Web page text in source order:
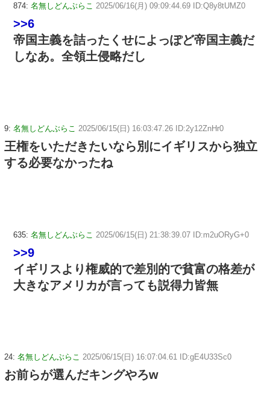
874: 名無しどんぶらこ 2025/06/16(月) 09:09:44.69 ID:Q8y8tUMZ0
>>6
帝国主義を詰ったくせによっぽど帝国主義だ
しなあ。全領土侵略だし
9: 名無しどんぶらこ 2025/06/15(日) 16:03:47.26 ID:2y12ZnHr0
王権をいただきたいなら別にイギリスから独立
する必要なかったね
635: 名無しどんぶらこ 2025/06/15(日) 21:38:39.07 ID:m2uORyG+0
>>9
イギリスより権威的で差別的で貧富の格差が
大きなアメリカが言っても説得力皆無
24: 名無しどんぶらこ 2025/06/15(日) 16:07:04.61 ID:gE4U33Sc0
お前らが選んだキングやろw